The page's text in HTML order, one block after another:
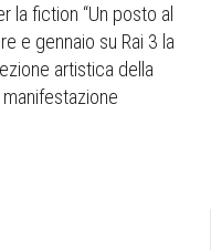
la fiction “Un posto al
e gennaio su Rai 3 la
artistica della